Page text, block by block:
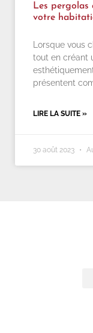
Les pergolas
votre
Lorsque vous
tout en créant
présentent
LIRE LA SUITE »
30 août 2023